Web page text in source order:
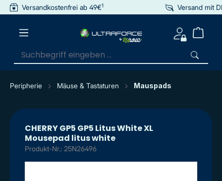
springen
Versandkostenfrei ab 49€1 Versand mit
Peripherie Mäuse & Tastaturen Mauspads
CHERRY GP5 GP5 Litus White XL
Mousepad litus white
Produkt-Nr.: 25N26496